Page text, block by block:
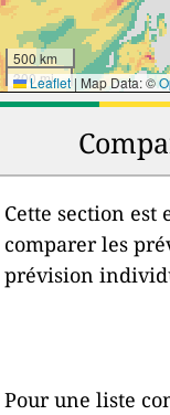
500 km
300 mi
Leaflet | Map Data: ©
Cette section
comparer les
prévision
Pour une liste